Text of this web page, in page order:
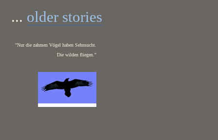
... older stories
"Nur die zahmen Vögel haben Sehnsucht.
Die wilden fliegen."